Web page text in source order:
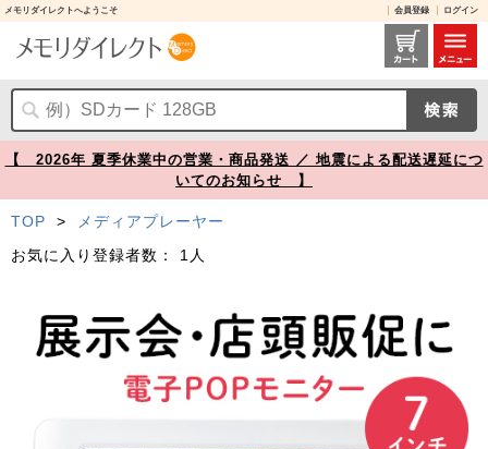
メモリダイレクトへようこそ 会員登録 ログイン
400-MEDI036 レビュー / 電子ポップモニター SDカード USBメモリ内の動画を再生 7インチモニター【メモリダイレクト】
【 2026年 夏季休業中の営業・商品発送 ／ 地震による配送遅延につ
いてのお知らせ 】
TOP >
メディアプレーヤー
お気に入り登録者数：
1人